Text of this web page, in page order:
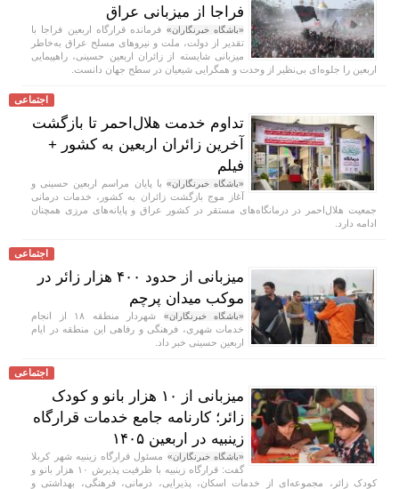
فراجا از میزبانی عراق
«باشگاه خبرنگاران» فرمانده قرارگاه اربعین فراجا با
تقدیر از دولت، ملت و نیروهای مسلح عراق به‌خاطر
میزبانی شایسته از زائران اربعین حسینی، راهپیمایی
اربعین را جلوه‌ای بی‌نظیر از وحدت و همگرایی شیعیان در سطح جهان دانست.
اجتماعی
تداوم خدمت هلال‌احمر تا بازگشت
آخرین زائران اربعین به کشور +
فیلم
«باشگاه خبرنگاران» با پایان مراسم اربعین حسینی و
آغاز موج بازگشت زائران به کشور، خدمات درمانی
جمعیت هلال‌احمر در درمانگاه‌های مستقر در کشور عراق و پایانه‌های مرزی همچنان
ادامه دارد.
اجتماعی
میزبانی از حدود ۴۰۰ هزار زائر در
موکب میدان پرچم
«باشگاه خبرنگاران»
شهردار منطقه ۱۸ از انجام
خدمات شهری، فرهنگی و رفاهی این منطقه در ایام
اربعین حسینی خبر داد.
اجتماعی
میزبانی از ۱۰ هزار بانو و کودک
زائر؛ کارنامه جامع خدمات قرارگاه
زینبیه در اربعین ۱۴۰۵
«باشگاه خبرنگاران» مسئول قرارگاه زینبیه شهر کربلا
گفت: قرارگاه زینبیه با ظرفیت پذیرش ۱۰ هزار بانو و
کودک زائر، مجموعه‌ای از خدمات اسکان، پذیرایی، درمانی، فرهنگی، بهداشتی و